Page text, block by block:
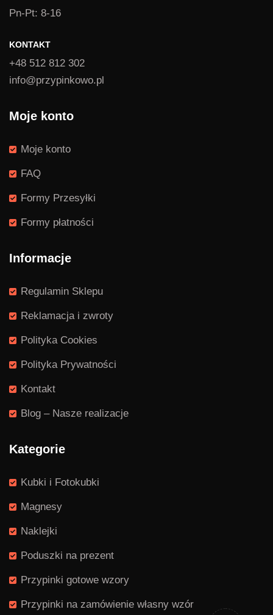
Pn-Pt: 8-16
KONTAKT
+48 512 812 302
info@przypinkowo.pl
Moje konto
Moje konto
FAQ
Formy Przesyłki
Formy płatności
Informacje
Regulamin Sklepu
Reklamacja i zwroty
Polityka Cookies
Polityka Prywatności
Kontakt
Blog – Nasze realizacje
Kategorie
Kubki i Fotokubki
Magnesy
Naklejki
Poduszki na prezent
Przypinki gotowe wzory
Przypinki na zamówienie własny wzór